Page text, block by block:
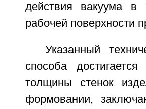
действия вакуума
рабочей поверхности
Указанный
способа
толщины стенок
формовании,